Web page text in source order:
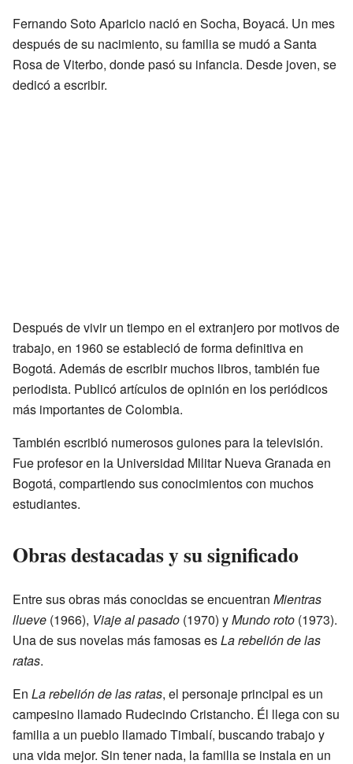
Fernando Soto Aparicio nació en Socha, Boyacá. Un mes
después de su nacimiento, su familia se mudó a Santa
Rosa de Viterbo, donde pasó su infancia. Desde joven, se
dedicó a escribir.
Después de vivir un tiempo en el extranjero por motivos de
trabajo, en 1960 se estableció de forma definitiva en
Bogotá. Además de escribir muchos libros, también fue
periodista. Publicó artículos de opinión en los periódicos
más importantes de Colombia.
También escribió numerosos guiones para la televisión.
Fue profesor en la Universidad Militar Nueva Granada en
Bogotá, compartiendo sus conocimientos con muchos
estudiantes.
Obras destacadas y su significado
Entre sus obras más conocidas se encuentran Mientras
llueve (1966), Viaje al pasado (1970) yMundo roto (1973).
Una de sus novelas más famosas esLa rebelión de las
ratas.
En La rebelión de las ratas, el personaje principal es un
campesino llamado Rudecindo Cristancho. Él llega con su
familia a un pueblo llamado Timbalí, buscando trabajo y
una vida mejor. Sin tener nada, la familia se instala en un